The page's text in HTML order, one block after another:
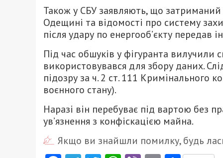
Також у СБУ заявляють, що
Одещині та відомості про систему
після удару по енергооб’єкту
Під час обшуків у фігуранта
використовувався для збору даних.
підозру за ч. 2 ст. 111 Кримінального
воєнного стану).
Наразі він перебуває під вартою без
ув’язнення з конфіскацією майна.
Якщо ви знайшли помилку, будь